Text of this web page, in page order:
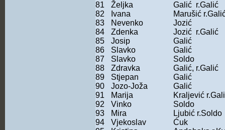
81
Željka
Galić r.Galić
82
Ivana
Marušić
83
Nevenko
Jozić
84
Zdenka
Jozić r.Galić
85
Josip
Galić
86
Slavko
Galić
87
Slavko
Soldo
88
Zdravka
Galić, r.Galić
89
Stjepan
Galić
90
Jozo-Joža
Galić
91
Marija
Kraljević
92
Vinko
Soldo
93
Mira
Ljubić r.Soldo
94
Vjekoslav
Ćuk